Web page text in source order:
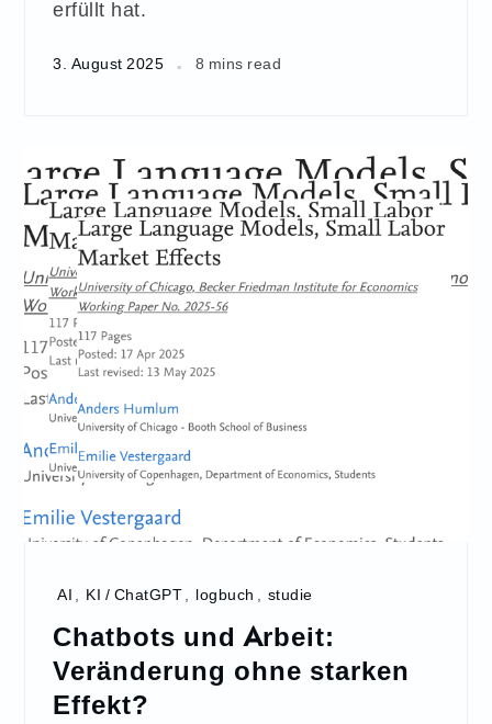
erfüllt hat.
3. August 2025 8 mins read
AI KI / ChatGPT logbuch studie
Chatbots und Arbeit:
Veränderung ohne starken
Effekt?